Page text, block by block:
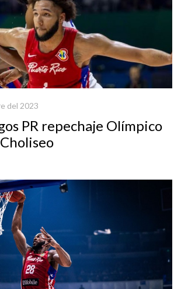
del 2023
PR repechaje Olímpico